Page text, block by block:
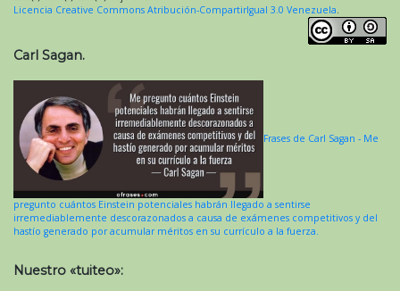
Licencia Creative Commons Atribución-CompartirIgual 3.0 Venezuela.
Carl Sagan.
Frases de Carl Sagan - Me
pregunto cuántos Einstein potenciales habrán llegado a sentirse
irremediablemente descorazonados a causa de exámenes competitivos y del
hastío generado por acumular méritos en su currículo a la fuerza.
Nuestro «tuiteo»: